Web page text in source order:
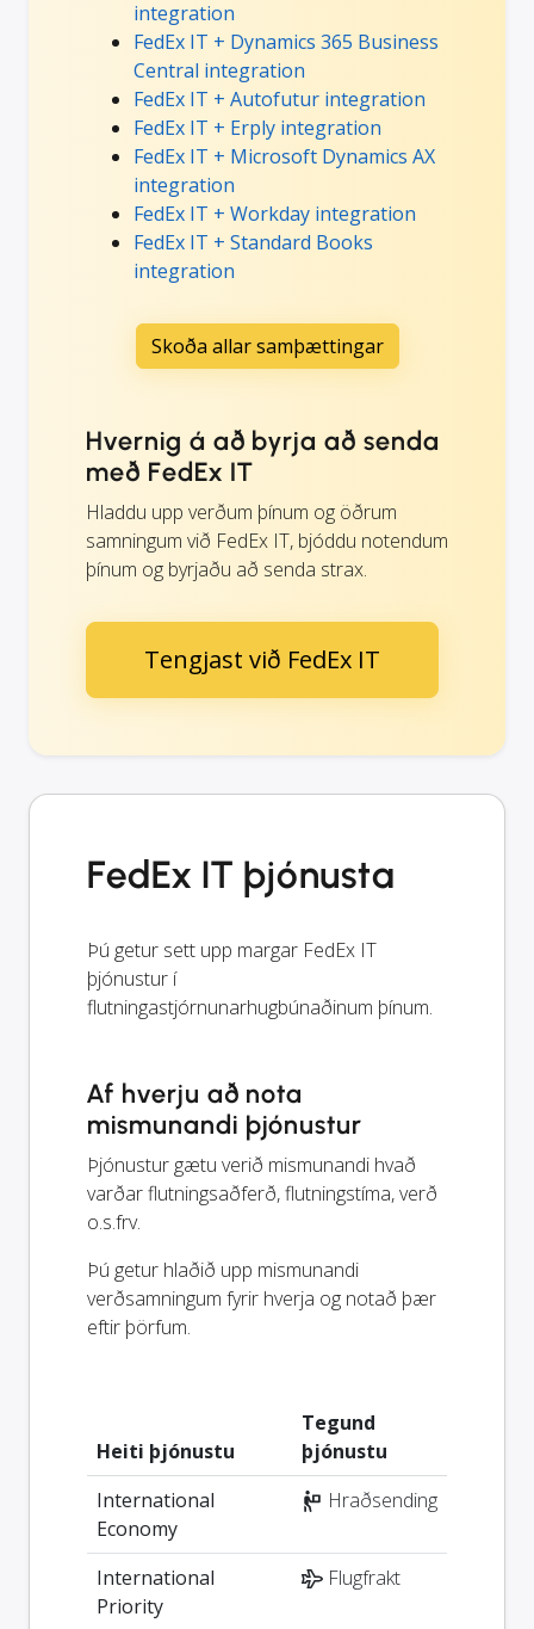
integration
FedEx IT + Dynamics 365 Business
Central integration
FedEx IT + Autofutur integration
FedEx IT + Erply integration
FedEx IT + Microsoft Dynamics AX
integration
FedEx IT + Workday integration
FedEx IT + Standard Books
integration
Skoða allar samþættingar
Hvernig á að byrja að senda
með FedEx IT
Hladdu upp verðum þínum og öðrum
samningum við FedEx IT, bjóddu notendum
þínum og byrjaðu að senda strax.
Tengjast við FedEx IT
FedEx IT þjónusta
Þú getur sett upp margar FedEx IT
þjónustur í
flutningastjórnunarhugbúnaðinum þínum.
Af hverju að nota
mismunandi þjónustur
Þjónustur gætu verið mismunandi hvað
varðar flutningsaðferð, flutningstíma, verð
o.s.frv.
Þú getur hlaðið upp mismunandi
verðsamningum fyrir hverja og notað þær
eftir þörfum.
Heiti þjónustu
Tegund
þjónustu
International
Economy
Hraðsending
International
Priority
Flugfrakt